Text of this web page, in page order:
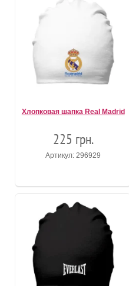
Хлопковая шапка Real Madrid
225 грн.
Артикул: 296929